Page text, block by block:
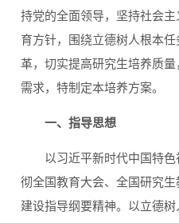
持党的全面领导，坚持社会
育方针，围绕立德树人根本
革，切实提高研究生培养质
需求，特制定本培养方案。
一、指导思想
以习近平新时代中国特
彻全国教育大会、全国研究
建设指导纲要精神。以立德